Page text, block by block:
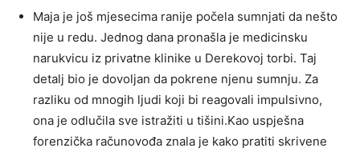
Maja je još mjesecima ranije počela sumnjati da nešto
nije u redu. Jednog dana pronašla je medicinsku
narukvicu iz privatne klinike u Derekovoj torbi. Taj
detalj bio je dovoljan da pokrene njenu sumnju. Za
razliku od mnogih ljudi koji bi reagovali impulsivno,
ona je odlučila sve istražiti u tišini.Kao uspješna
forenzička računovođa znala je kako pratiti skrivene